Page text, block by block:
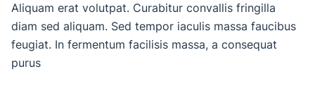
Aliquam erat volutpat. Curabitur convallis fringilla
diam sed aliquam. Sed tempor iaculis massa faucibus
feugiat. In fermentum facilisis massa, a consequat
purus